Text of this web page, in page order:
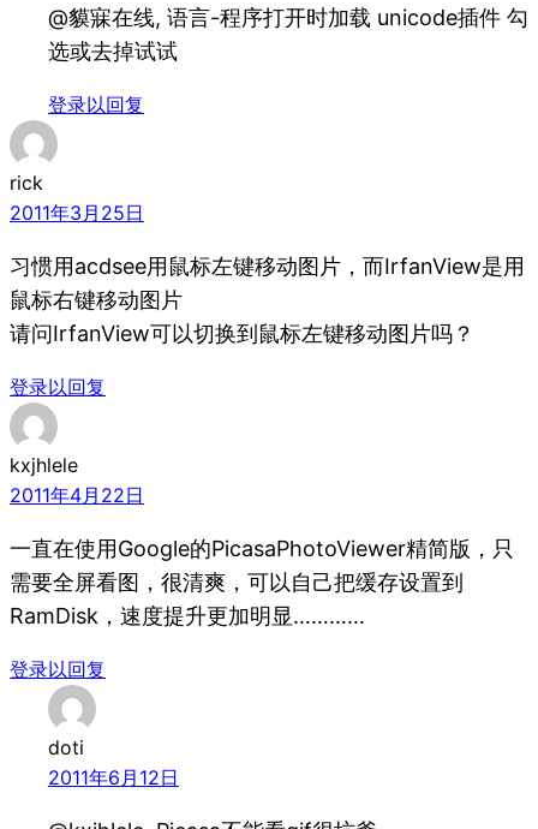
@貘寐在线, 语言-程序打开时加载 unicode插件 勾
选或去掉试试
登录以回复
rick
2011年3月25日
习惯用acdsee用鼠标左键移动图片，而IrfanView是用
鼠标右键移动图片
请问IrfanView可以切换到鼠标左键移动图片吗？
登录以回复
kxjhlele
2011年4月22日
一直在使用Google的PicasaPhotoViewer精简版，只
需要全屏看图，很清爽，可以自己把缓存设置到
RamDisk，速度提升更加明显…………
登录以回复
doti
2011年6月12日